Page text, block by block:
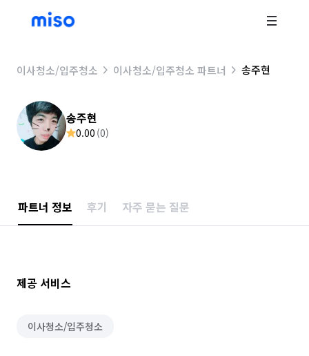
이사청소/입주청소 이사청소/입주청소 파트너 송주현
송주현
0.00 (0)
파트너 정보 후기 자주 묻는 질문
제공 서비스
이사청소/입주청소